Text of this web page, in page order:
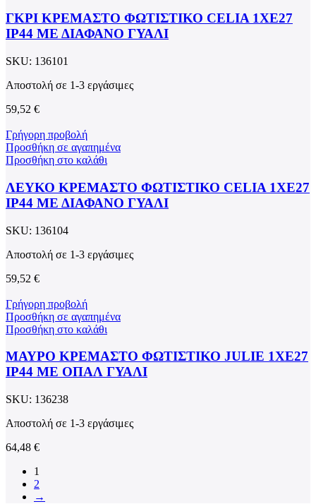
ΓΚΡΙ ΚΡΕΜΑΣΤΟ ΦΩΤΙΣΤΙΚΟ CELIA 1XE27
IP44 ΜΕ ΔΙΑΦΑΝΟ ΓΥΑΛΙ
SKU: 136101
Αποστολή σε 1-3 εργάσιμες
59,52 €
Γρήγορη προβολή
Προσθήκη σε αγαπημένα
Προσθήκη στο καλάθι
ΛΕΥΚΟ ΚΡΕΜΑΣΤΟ ΦΩΤΙΣΤΙΚΟ CELIA 1XE27
IP44 ΜΕ ΔΙΑΦΑΝΟ ΓΥΑΛΙ
SKU: 136104
Αποστολή σε 1-3 εργάσιμες
59,52 €
Γρήγορη προβολή
Προσθήκη σε αγαπημένα
Προσθήκη στο καλάθι
ΜΑΥΡΟ ΚΡΕΜΑΣΤΟ ΦΩΤΙΣΤΙΚΟ JULIE 1XE27
IP44 ΜΕ ΟΠΑΛ ΓΥΑΛΙ
SKU: 136238
Αποστολή σε 1-3 εργάσιμες
64,48 €
1
2
→